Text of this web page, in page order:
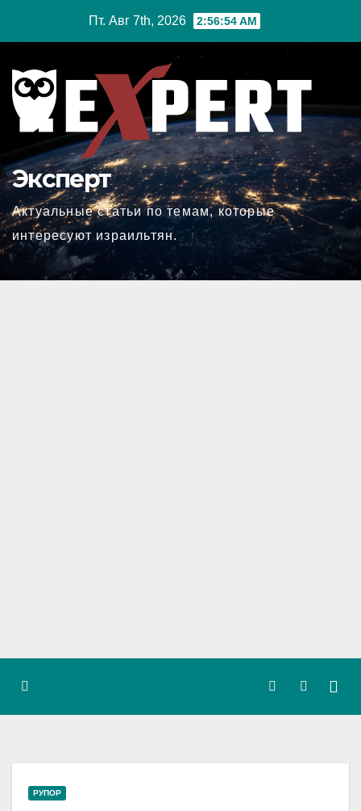
Пт. Авг 7th, 2026 2:56:55 AM
Эксперт
Актуальные статьи по темам, которые
интересуют израильтян.
РУПОР